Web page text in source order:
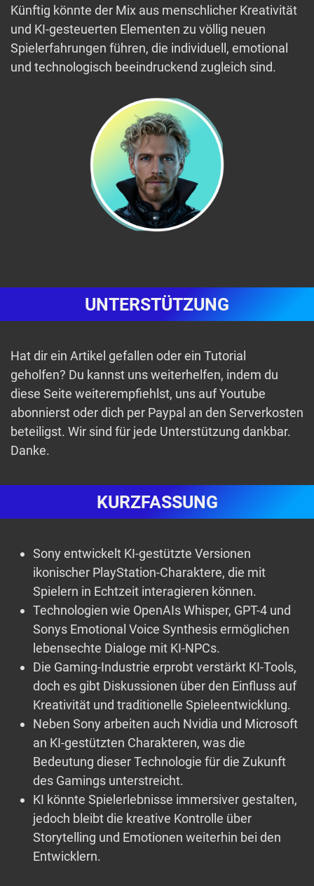
Künftig könnte der Mix aus menschlicher Kreativität
und KI-gesteuerten Elementen zu völlig neuen
Spielerfahrungen führen, die individuell, emotional
und technologisch beeindruckend zugleich sind.
UNTERSTÜTZUNG
Hat dir ein Artikel gefallen oder ein Tutorial
geholfen? Du kannst uns weiterhelfen, indem du
diese Seite weiterempfiehlst, uns auf Youtube
abonnierst oder dich per Paypal an den Serverkosten
beteiligst. Wir sind für jede Unterstützung dankbar.
Danke.
KURZFASSUNG
Sony entwickelt KI-gestützte Versionen
ikonischer PlayStation-Charaktere, die mit
Spielern in Echtzeit interagieren können.
Technologien wie OpenAIs Whisper, GPT-4 und
Sonys Emotional Voice Synthesis ermöglichen
lebensechte Dialoge mit KI-NPCs.
Die Gaming-Industrie erprobt verstärkt KI-Tools,
doch es gibt Diskussionen über den Einfluss auf
Kreativität und traditionelle Spieleentwicklung.
Neben Sony arbeiten auch Nvidia und Microsoft
an KI-gestützten Charakteren, was die
Bedeutung dieser Technologie für die Zukunft
des Gamings unterstreicht.
KI könnte Spielerlebnisse immersiver gestalten,
jedoch bleibt die kreative Kontrolle über
Storytelling und Emotionen weiterhin bei den
Entwicklern.